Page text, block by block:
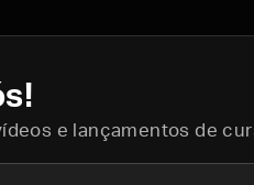
e lançamentos de